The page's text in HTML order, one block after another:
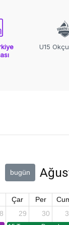
U15
bugün
Çar Per
29 30